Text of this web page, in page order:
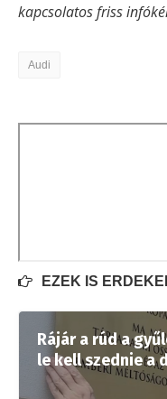
kapcsolatos friss
Audi
EZEK IS
Rájár a rúd a
le kell szednie a